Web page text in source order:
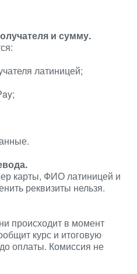
и сумму.
латиницей;
карты, ФИО латиницей и
реквизиты нельзя.
происходит в момент
курс и итоговую
оплаты. Комиссия не